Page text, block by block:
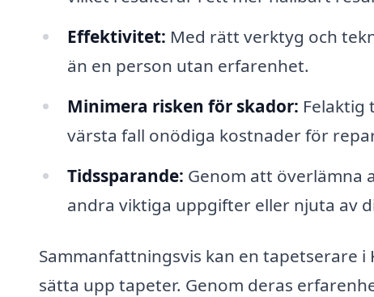
Effektivitet: Med rätt verktyg och
än en person utan erfarenhet.
Minimera risken för skador: Felaktig
värsta fall onödiga kostnader för
Tidssparande: Genom att överlämna
andra viktiga uppgifter eller njuta av
Sammanfattningsvis kan en tapetserare
sätta upp tapeter. Genom deras